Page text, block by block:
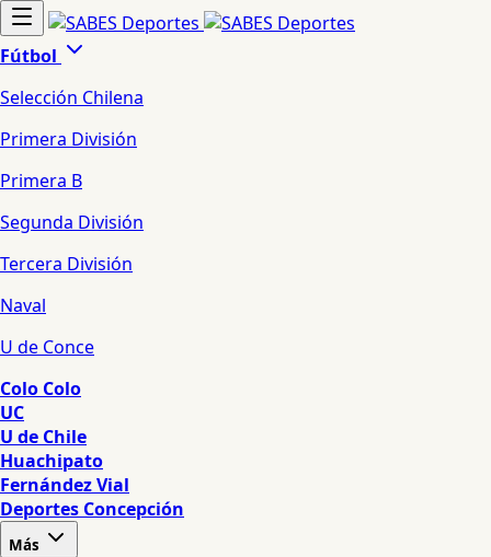
Fútbol
Selección Chilena
Primera División
Primera B
Segunda División
Tercera División
Naval
U de Conce
Colo Colo
UC
U de Chile
Huachipato
Fernández Vial
Deportes Concepción
Más